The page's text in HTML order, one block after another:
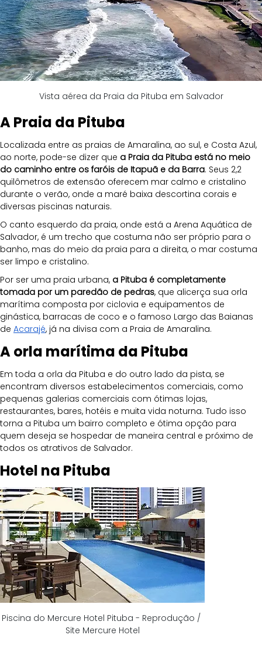
Vista aérea da Praia da Pituba em Salvador
A Praia da Pituba
Localizada entre as praias de Amaralina, ao sul, e Costa Azul,
ao norte, pode-se dizer que a Praia da Pituba está no meio
do caminho entre os faróis de Itapuã e da Barra. Seus 2,2
quilômetros de extensão oferecem mar calmo e cristalino
durante o verão, onde a maré baixa descortina corais e
diversas piscinas naturais.
O canto esquerdo da praia, onde está a Arena Aquática de
Salvador, é um trecho que costuma não ser próprio para o
banho, mas do meio da praia para a direita, o mar costuma
ser limpo e cristalino.
Por ser uma praia urbana, a Pituba é completamente
tomada por um paredão de pedras, que alicerça sua orla
marítima composta por ciclovia e equipamentos de
ginástica, barracas de coco e o famoso Largo das Baianas
de Acarajé, já na divisa com a Praia de Amaralina.
A orla marítima da Pituba
Em toda a orla da Pituba e do outro lado da pista, se
encontram diversos estabelecimentos comerciais, como
pequenas galerias comerciais com ótimas lojas,
restaurantes, bares, hotéis e muita vida noturna. Tudo isso
torna a Pituba um bairro completo e ótima opção para
quem deseja se hospedar de maneira central e próximo de
todos os atrativos de Salvador.
Hotel na Pituba
Piscina do Mercure Hotel Pituba - Reprodução /
Site Mercure Hotel